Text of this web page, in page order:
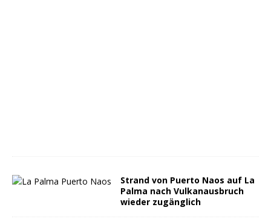
Strand von Puerto Naos auf La
Palma nach Vulkanausbruch
wieder zugänglich